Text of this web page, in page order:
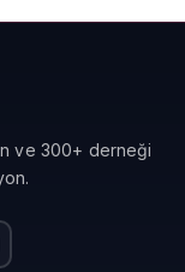
ve 300+ derneği